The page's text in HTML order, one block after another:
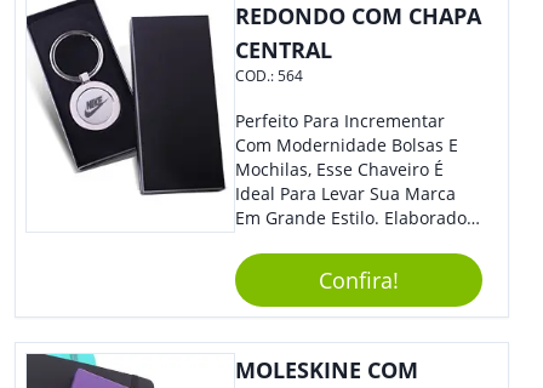
REDONDO COM CHAPA
CENTRAL
COD.:564
Perfeito Para Incrementar
Com Modernidade Bolsas E
Mochilas, Esse Chaveiro É
Ideal Para Levar Sua Marca
Em Grande Estilo. Elaborado A
O Brinde Se Adequa A
Diversos Públicos. Não Perca
A Chance De Elevar A
Visibilidade De Sua Empresa!
Confira!
MOLESKINE COM